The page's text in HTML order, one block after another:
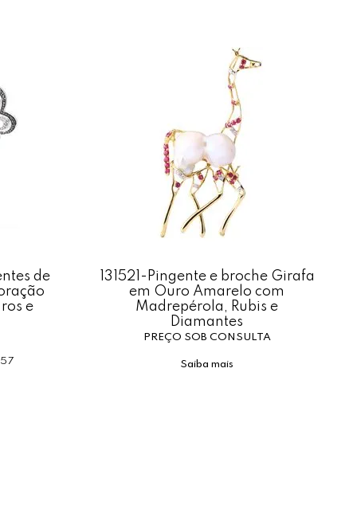
de
e
131521-Pingente e broche Girafa
em Ouro Amarelo com
Madrepérola, Rubis e
Diamantes
PREÇO SOB CONSULTA
Saiba mais